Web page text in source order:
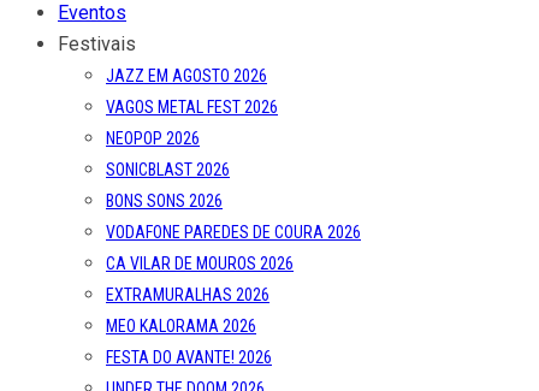
Eventos
Festivais
JAZZ EM AGOSTO 2026
VAGOS METAL FEST 2026
NEOPOP 2026
SONICBLAST 2026
BONS SONS 2026
VODAFONE PAREDES DE COURA 2026
CA VILAR DE MOUROS 2026
EXTRAMURALHAS 2026
MEO KALORAMA 2026
FESTA DO AVANTE! 2026